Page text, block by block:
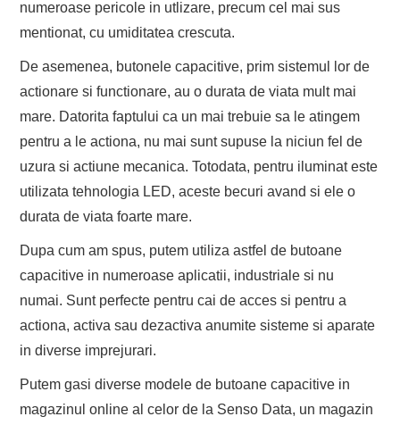
numeroase pericole in utlizare, precum cel mai sus
mentionat, cu umiditatea crescuta.
De asemenea, butonele capacitive, prim sistemul lor de
actionare si functionare, au o durata de viata mult mai
mare. Datorita faptului ca un mai trebuie sa le atingem
pentru a le actiona, nu mai sunt supuse la niciun fel de
uzura si actiune mecanica. Totodata, pentru iluminat este
utilizata tehnologia LED, aceste becuri avand si ele o
durata de viata foarte mare.
Dupa cum am spus, putem utiliza astfel de butoane
capacitive in numeroase aplicatii, industriale si nu
numai. Sunt perfecte pentru cai de acces si pentru a
actiona, activa sau dezactiva anumite sisteme si aparate
in diverse imprejurari.
Putem gasi diverse modele de butoane capacitive in
magazinul online al celor de la Senso Data, un magazin